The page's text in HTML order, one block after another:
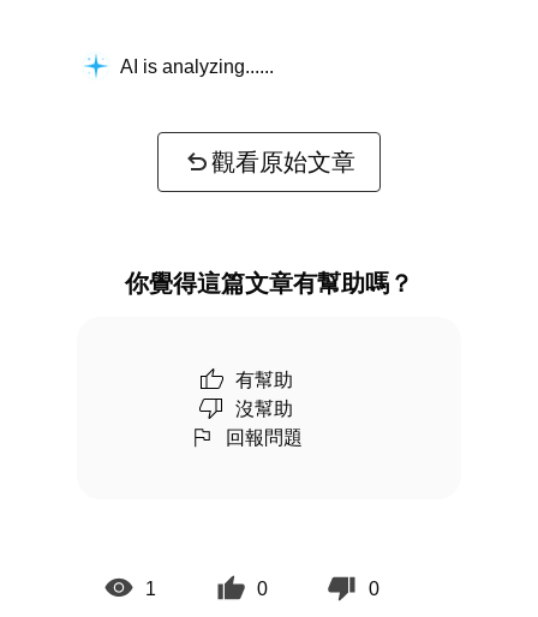
AI is analyzing...
觀看原始文章
你覺得這篇文章有幫助嗎？
有幫助
沒幫助
回報問題
1 0 0